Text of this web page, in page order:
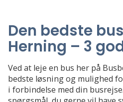
Den bedste
Herning – 3
Ved at leje en bus her på
bedste løsning og mulighed
i forbindelse med din